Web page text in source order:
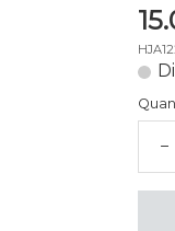
−